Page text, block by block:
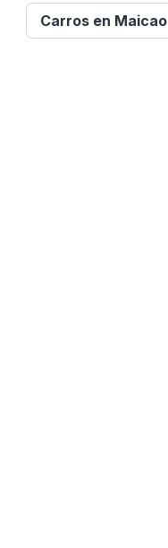
Carros en Maicao